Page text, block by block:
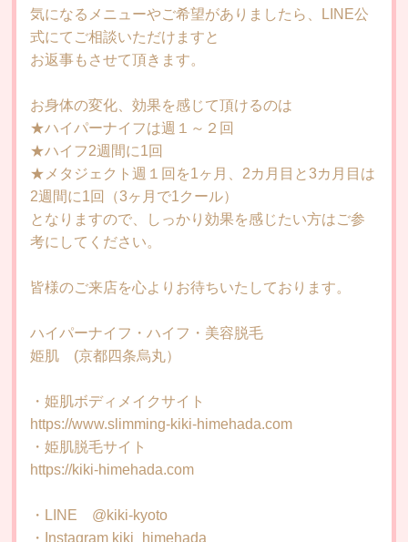
気になるメニューやご希望がありましたら、LINE公
式にてご相談いただけますと
お返事もさせて頂きます。
お身体の変化、効果を感じて頂けるのは
★ハイパーナイフは週１～２回
★ハイフ2週間に1回
★メタジェクト週１回を1ヶ月、2カ月目と3カ月目は
2週間に1回（3ヶ月で1クール）
となりますので、しっかり効果を感じたい方はご参
考にしてください。
皆様のご来店を心よりお待ちいたしております。
ハイパーナイフ・ハイフ・美容脱毛
姫肌 (京都四条烏丸）
・姫肌ボディメイクサイト
https://www.slimming-kiki-himehada.com
・姫肌脱毛サイト
https://kiki-himehada.com
・LINE @kiki-kyoto
・Instagram kiki_himehada